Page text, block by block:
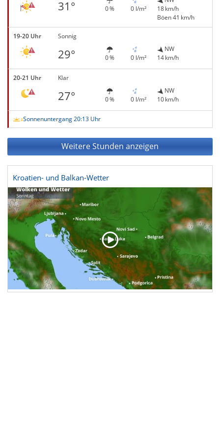
31° 0 % 0 l/m²
18 km/h
Böen 41 km/h
19-20 Uhr Sonnig
29° 0 % 0 l/m²
NW
14 km/h
20-21 Uhr Klar
27° 0 % 0 l/m²
NW
10 km/h
Sonnenuntergang 20:13 Uhr
Weitere Stunden anzeigen
Kroatien- und Balkan-Wetter